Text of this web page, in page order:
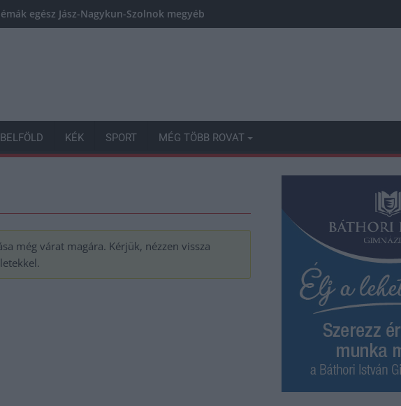
egész Jász-Nagykun-Szolnok megyében: egyre több otthoni kútból fogy ki a víz
BELFÖLD KÉK SPORT MÉG TÖBB ROVAT
még várat magára. Kérjük, nézzen vissza